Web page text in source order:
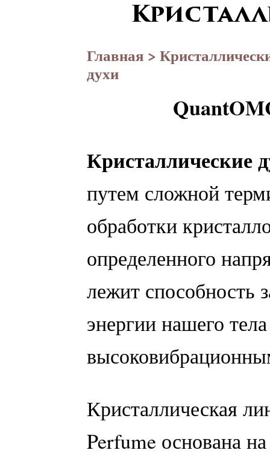
Главная >
духи
Кристаллические
путем сложной
обработки
определенного
лежит способность
энергии нашего
Кристаллическая
Perfume основана